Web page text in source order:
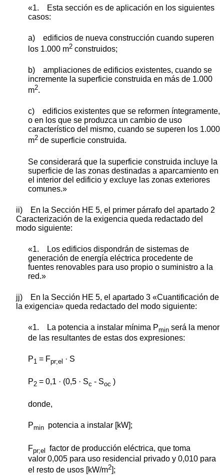
«1. Esta sección es de aplicación en los siguientes
casos:
a) edificios de nueva construcción cuando superen
los 1.000 m2 construidos;
b) ampliaciones de edificios existentes, cuando se
incremente la superficie construida en más de 1.000
m2.
c) edificios existentes que se reformen íntegramente,
o en los que se produzca un cambio de uso
característico del mismo, cuando se superen los 1.000
m2 de superficie construida.
Se considerará que la superficie construida incluye la
superficie de las zonas destinadas a aparcamiento en
el interior del edificio y excluye las zonas exteriores
comunes.»
ii) En la Sección HE 5, el primer párrafo del apartado 2
Caracterización de la exigencia queda redactado del
modo siguiente:
«1. Los edificios dispondrán de sistemas de
generación de energía eléctrica procedente de
fuentes renovables para uso propio o suministro a la
red.»
jj) En la Sección HE 5, el apartado 3 «Cuantificación de
la exigencia» queda redactado del modo siguiente:
«1. La potencia a instalar mínima Pmin será la menor
de las resultantes de estas dos expresiones:
P1 = Fpr;el · S
P2 = 0,1 · (0,5 · Sc - Soc )
donde,
Pmin potencia a instalar [kW];
Fpr;el factor de producción eléctrica, que toma
valor 0,005 para uso residencial privado y 0,010 para
el resto de usos [kW/m2];